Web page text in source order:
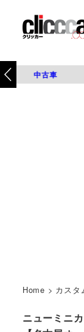
中古車
Home > カスタ
ニューミニ